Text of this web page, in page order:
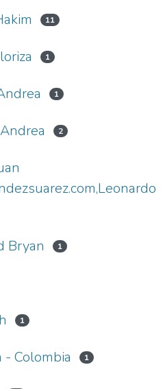
11
1
1
2
Bryan
1
1
- Colombia 1